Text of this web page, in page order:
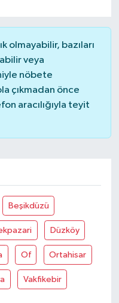
olmayabilir, bazıları
veya
nöbete
çıkmadan önce
aracılığıyla teyit
Beşikdüzü
Düzköy
Of Ortahisar
Vakfikebir